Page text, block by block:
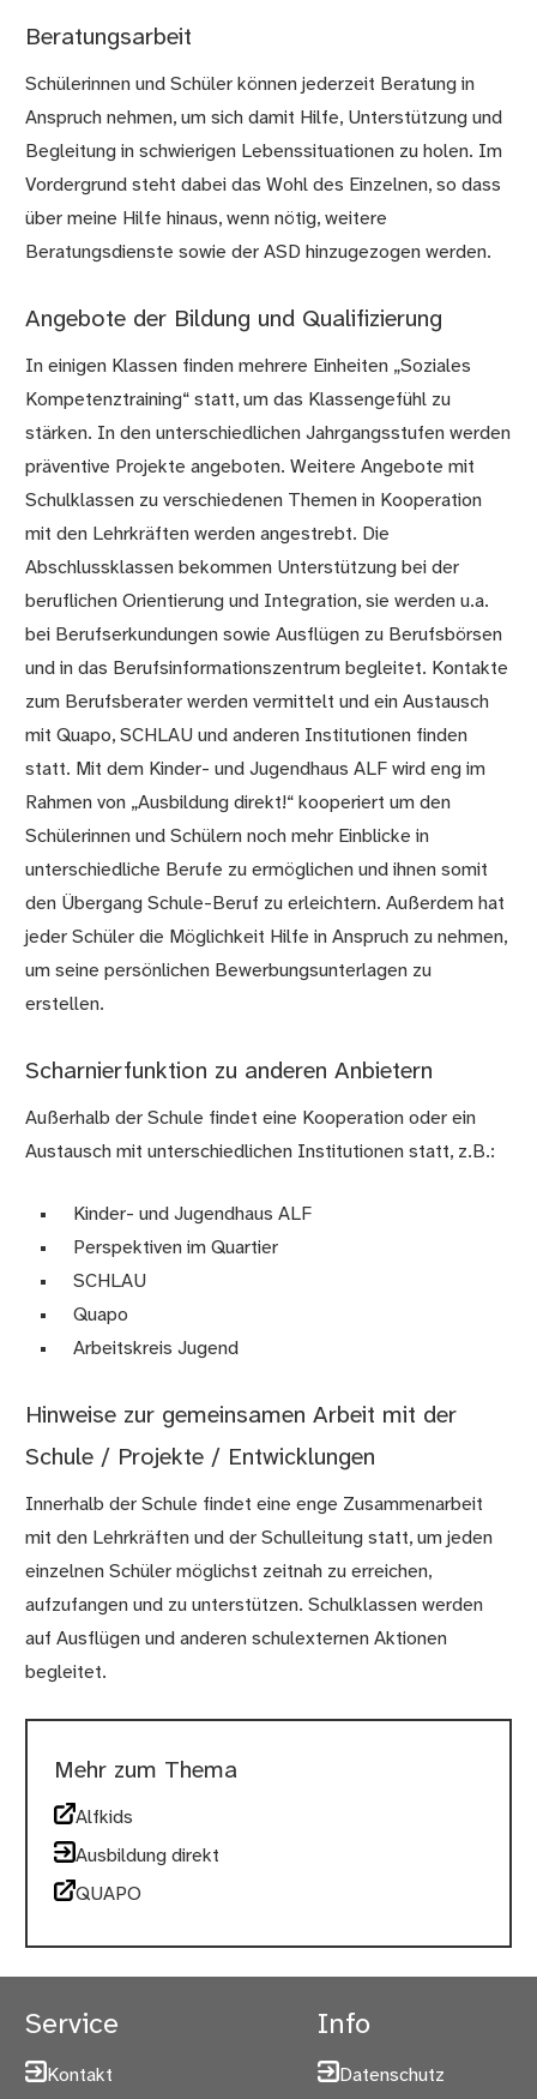
Beratungsarbeit
Schülerinnen und Schüler können jederzeit Beratung in
Anspruch nehmen, um sich damit Hilfe, Unterstützung und
Begleitung in schwierigen Lebenssituationen zu holen. Im
Vordergrund steht dabei das Wohl des Einzelnen, so dass
über meine Hilfe hinaus, wenn nötig, weitere
Beratungsdienste sowie der ASD hinzugezogen werden.
Angebote der Bildung und Qualifizierung
In einigen Klassen finden mehrere Einheiten „Soziales
Kompetenztraining“ statt, um das Klassengefühl zu
stärken. In den unterschiedlichen Jahrgangsstufen werden
präventive Projekte angeboten. Weitere Angebote mit
Schulklassen zu verschiedenen Themen in Kooperation
mit den Lehrkräften werden angestrebt. Die
Abschlussklassen bekommen Unterstützung bei der
beruflichen Orientierung und Integration, sie werden u.a.
bei Berufserkundungen sowie Ausflügen zu Berufsbörsen
und in das Berufsinformationszentrum begleitet. Kontakte
zum Berufsberater werden vermittelt und ein Austausch
mit Quapo, SCHLAU und anderen Institutionen finden
statt. Mit dem Kinder- und Jugendhaus ALF wird eng im
Rahmen von „Ausbildung direkt!“ kooperiert um den
Schülerinnen und Schülern noch mehr Einblicke in
unterschiedliche Berufe zu ermöglichen und ihnen somit
den Übergang Schule-Beruf zu erleichtern. Außerdem hat
jeder Schüler die Möglichkeit Hilfe in Anspruch zu nehmen,
um seine persönlichen Bewerbungsunterlagen zu
erstellen.
Scharnierfunktion zu anderen Anbietern
Außerhalb der Schule findet eine Kooperation oder ein
Austausch mit unterschiedlichen Institutionen statt, z.B.:
Kinder- und Jugendhaus ALF
Perspektiven im Quartier
SCHLAU
Quapo
Arbeitskreis Jugend
Hinweise zur gemeinsamen Arbeit mit der
Schule / Projekte / Entwicklungen
Innerhalb der Schule findet eine enge Zusammenarbeit
mit den Lehrkräften und der Schulleitung statt, um jeden
einzelnen Schüler möglichst zeitnah zu erreichen,
aufzufangen und zu unterstützen. Schulklassen werden
auf Ausflügen und anderen schulexternen Aktionen
begleitet.
Mehr zum Thema
Alfkids
Ausbildung direkt
QUAPO
Service
Kontakt
Info
Datenschutz